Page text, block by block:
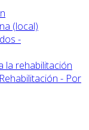
(local)
-
la rehabilitación
- Por